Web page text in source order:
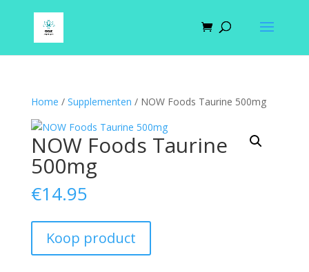
Home / Supplementen / NOW Foods Taurine 500mg
NOW Foods Taurine
500mg
€14.95
Koop product